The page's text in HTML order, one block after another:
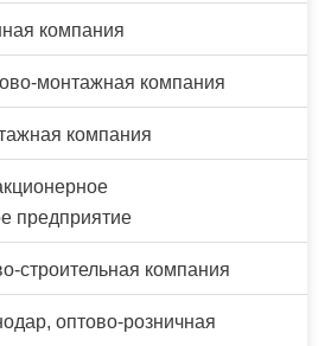
компания
монтажная компания
компания
предприятие
строительная компания
оптово-розничная